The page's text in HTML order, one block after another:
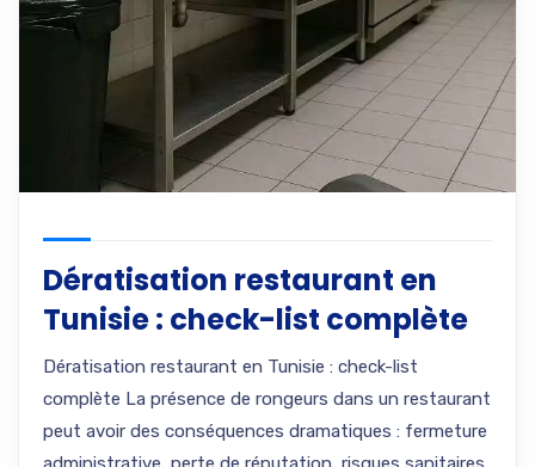
Dératisation restaurant en
Tunisie : check-list complète
Dératisation restaurant en Tunisie : check-list
complète La présence de rongeurs dans un restaurant
peut avoir des conséquences dramatiques : fermeture